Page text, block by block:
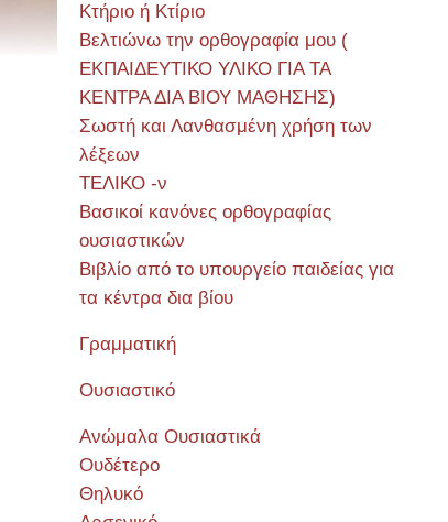
Κτήριο ή Κτίριο
Βελτιώνω την ορθογραφία μου (
ΕΚΠΑΙΔΕΥΤΙΚΟ ΥΛΙΚΟ ΓΙΑ ΤΑ
ΚΕΝΤΡΑ ΔΙΑ ΒΙΟΥ ΜΑΘΗΣΗΣ)
Σωστή και Λανθασμένη χρήση των
λέξεων
ΤΕΛΙΚΟ -ν
Βασικοί κανόνες ορθογραφίας
ουσιαστικών
Βιβλίο από το υπουργείο παιδείας για
τα κέντρα δια βίου
Γραμματική
Ουσιαστικό
Ανώμαλα Ουσιαστικά
Ουδέτερο
Θηλυκό